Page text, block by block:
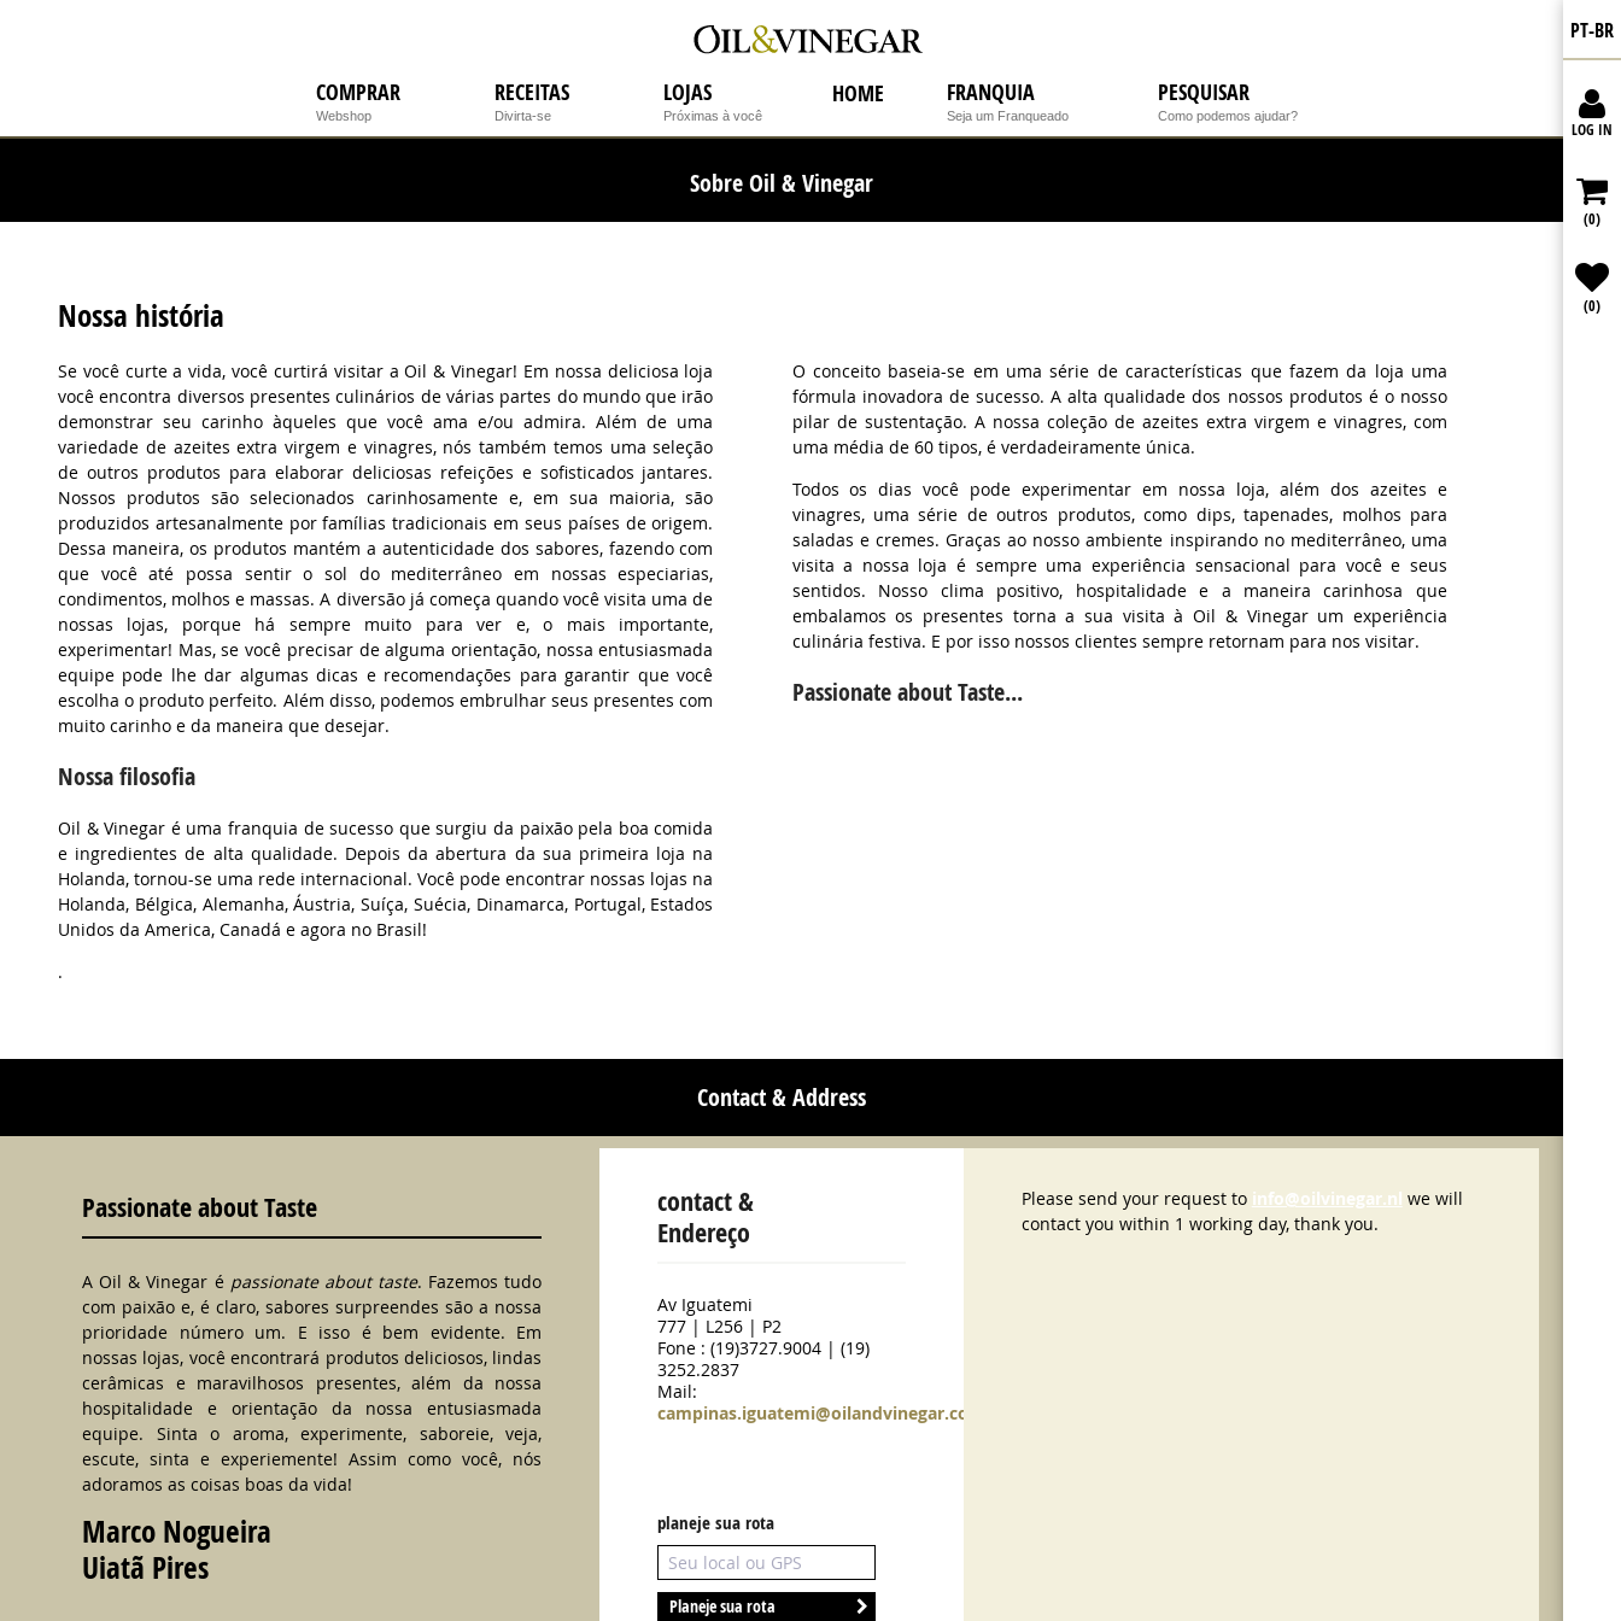
COMPRAR
Webshop
RECEITAS
Divirta-se
LOJAS
Próximas à você
HOME FRANQUIA
Seja um Franqueado
PESQUISAR
Como podemos ajudar?
PT-BR
LOG IN
(0)
(0)
Sobre Oil & Vinegar
Nossa história
Se você curte a vida, você curtirá visitar a Oil & Vinegar! Em nossa deliciosa loja
você encontra diversos presentes culinários de várias partes do mundo que irão
demonstrar seu carinho àqueles que você ama e/ou admira. Além de uma
variedade de azeites extra virgem e vinagres, nós também temos uma seleção
de outros produtos para elaborar deliciosas refeições e sofisticados jantares.
Nossos produtos são selecionados carinhosamente e, em sua maioria, são
produzidos artesanalmente por famílias tradicionais em seus países de origem.
Dessa maneira, os produtos mantém a autenticidade dos sabores, fazendo com
que você até possa sentir o sol do mediterrâneo em nossas especiarias,
condimentos, molhos e massas. A diversão já começa quando você visita uma de
nossas lojas, porque há sempre muito para ver e, o mais importante,
experimentar! Mas, se você precisar de alguma orientação, nossa entusiasmada
equipe pode lhe dar algumas dicas e recomendações para garantir que você
escolha o produto perfeito. Além disso, podemos embrulhar seus presentes com
muito carinho e da maneira que desejar.
Nossa filosofia
Oil & Vinegar é uma franquia de sucesso que surgiu da paixão pela boa comida
e ingredientes de alta qualidade. Depois da abertura da sua primeira loja na
Holanda, tornou-se uma rede internacional. Você pode encontrar nossas lojas na
Holanda, Bélgica, Alemanha, Áustria, Suíça, Suécia, Dinamarca, Portugal, Estados
Unidos da America, Canadá e agora no Brasil!
.
O conceito baseia-se em uma série de características que fazem da loja uma
fórmula inovadora de sucesso. A alta qualidade dos nossos produtos é o nosso
pilar de sustentação. A nossa coleção de azeites extra virgem e vinagres, com
uma média de 60 tipos, é verdadeiramente única.
Todos os dias você pode experimentar em nossa loja, além dos azeites e
vinagres, uma série de outros produtos, como dips, tapenades, molhos para
saladas e cremes. Graças ao nosso ambiente inspirando no mediterrâneo, uma
visita a nossa loja é sempre uma experiência sensacional para você e seus
sentidos. Nosso clima positivo, hospitalidade e a maneira carinhosa que
embalamos os presentes torna a sua visita à Oil & Vinegar um experiência
culinária festiva. E por isso nossos clientes sempre retornam para nos visitar.
Passionate about Taste...
Contact & Address
Passionate about Taste
A Oil & Vinegar é passionate about taste. Fazemos tudo
com paixão e, é claro, sabores surpreendes são a nossa
prioridade número um. E isso é bem evidente. Em
nossas lojas, você encontrará produtos deliciosos, lindas
cerâmicas e maravilhosos presentes, além da nossa
hospitalidade e orientação da nossa entusiasmada
equipe. Sinta o aroma, experimente, saboreie, veja,
escute, sinta e experiemente! Assim como você, nós
adoramos as coisas boas da vida!
Marco Nogueira
Uiatã Pires
contact &
Endereço
Av Iguatemi
777 | L256 | P2
Fone : (19)3727.9004 | (19)
3252.2837
Mail:
campinas.iguatemi@oilandvinegar.com.br
planeje sua rota
Planeje sua rota
Please send your request to info@oilvinegar.nl we will
contact you within 1 working day, thank you.